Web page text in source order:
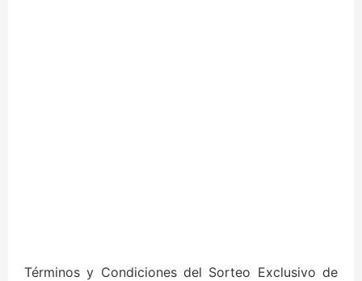
Términos y Condiciones del Sorteo Exclusivo de